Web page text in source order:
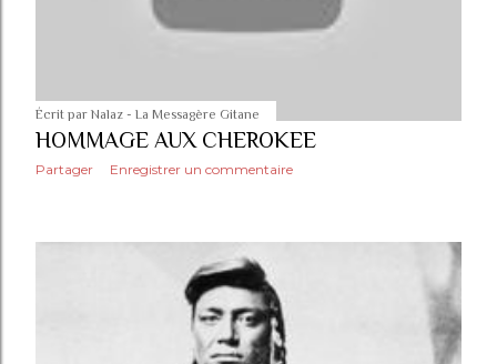
Écrit par Nalaz - La Messagère Gitane
HOMMAGE AUX CHEROKEE
Partager Enregistrer un commentaire